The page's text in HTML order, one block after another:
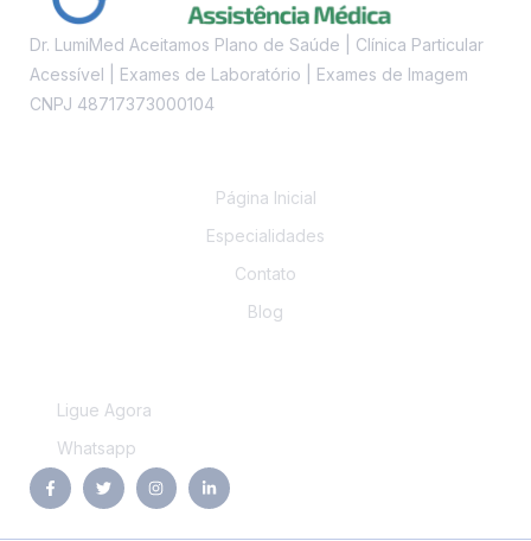
Dr. LumiMed Aceitamos Plano de Saúde | Clínica Particular
Acessível | Exames de Laboratório | Exames de Imagem
CNPJ 48717373000104
Página Inicial
Especialidades
Contato
Blog
Ligue Agora
Whatsapp